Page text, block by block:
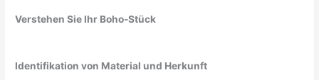
Verstehen Sie Ihr Boho-Stück
Identifikation von Material und Herkunft